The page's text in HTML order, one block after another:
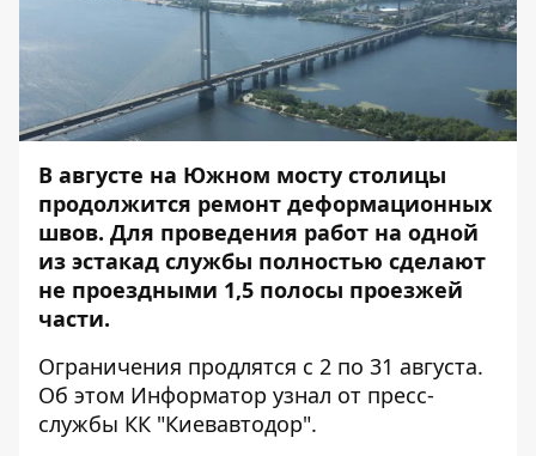
В августе на Южном мосту столицы
продолжится ремонт деформационных
швов. Для проведения работ на одной
из эстакад службы полностью сделают
не проездными 1,5 полосы проезжей
части.
Ограничения продлятся с 2 по 31 августа.
Об этом Информатор узнал от пресс-
службы КК "Киевавтодор".